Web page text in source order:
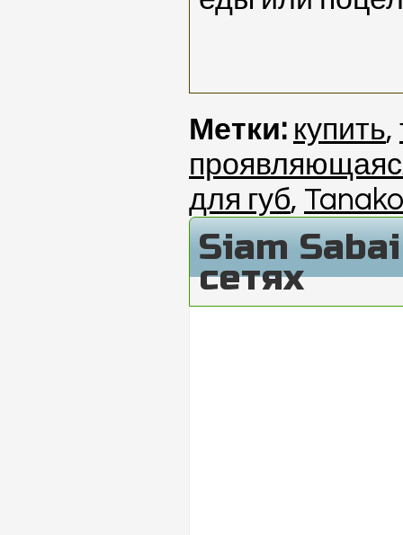
Метки: купить,
для губ, Tanako
Siam
сетях